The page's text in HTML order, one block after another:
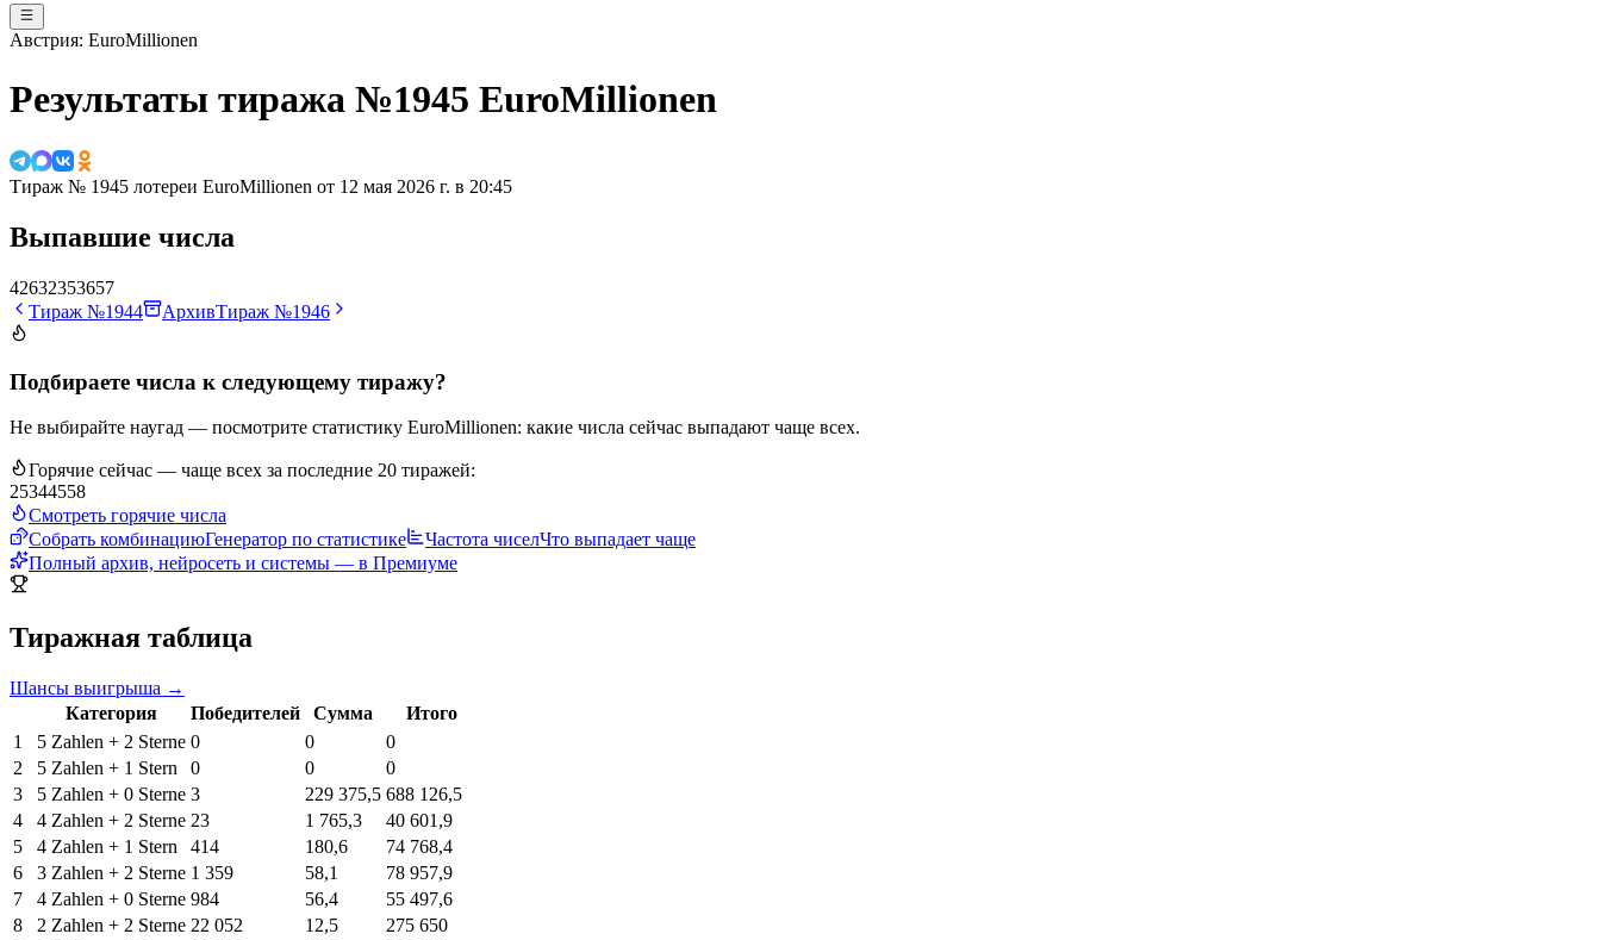
Австрия: EuroMillionen
Результаты тиража №1945 EuroMillionen
Тираж № 1945 лотереи EuroMillionen от 12 мая 2026 г. в 20:45
Выпавшие числа
42632353657
Тираж №1944
АрхивТираж №1946
Подбираете числа к следующему тиражу?
Не выбирайте наугад — посмотрите статистику EuroMillionen: какие числа сейчас выпадают чаще всех.
Горячие сейчас — чаще всех за последние 20 тиражей:
25344558
Смотреть горячие числа
Собрать комбинациюГенератор по статистике Частота чиселЧто выпадает чаще
Полный архив, нейросеть и системы — в Премиуме
Тиражная таблица
Шансы выигрыша →
Категория
Победителей Сумма
Итого
1
5 Zahlen + 2 Sterne 0 0
0
2
5 Zahlen + 1 Stern 0 0
0
3
5 Zahlen + 0 Sterne 3 229 375,5 688 126,5
4
4 Zahlen + 2 Sterne 23 1 765,3
40 601,9
5
4 Zahlen + 1 Stern 414 180,6
74 768,4
6
3 Zahlen + 2 Sterne 1 359 58,1
78 957,9
7
4 Zahlen + 0 Sterne 984 56,4
55 497,6
8
2 Zahlen + 2 Sterne 22 052 12,5
275 650